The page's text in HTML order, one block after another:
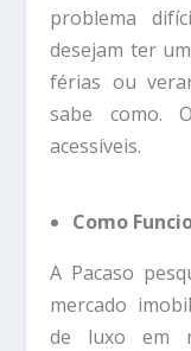
problema
desejam ter
férias ou
sabe como.
acessíveis.
Como
A Pacaso
mercado
de luxo em